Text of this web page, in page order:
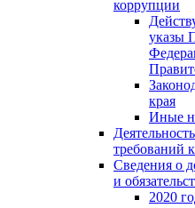
коррупции
указы
края
Иные
требований
Сведения о
и
2020